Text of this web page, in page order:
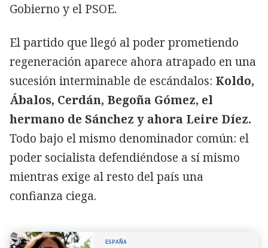
Gobierno y el PSOE.
El partido que llegó al poder prometiendo
regeneración aparece ahora atrapado en una
sucesión interminable de escándalos: Koldo,
Ábalos, Cerdán, Begoña Gómez, el
hermano de Sánchez y ahora Leire Díez.
Todo bajo el mismo denominador común: el
poder socialista defendiéndose a sí mismo
mientras exige al resto del país una
confianza ciega.
ESPAÑA